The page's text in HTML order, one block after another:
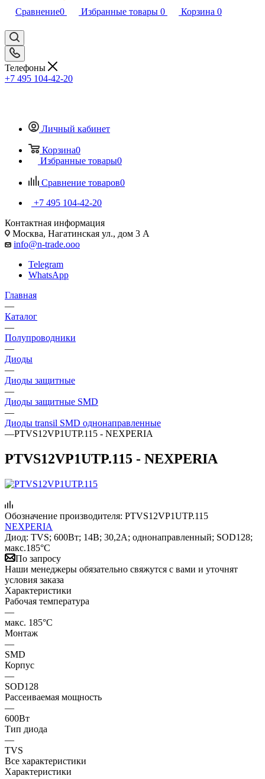
Сравнение0 Избранные товары 0 Корзина 0
Телефоны
+7 495 104-42-20
Личный кабинет
Корзина0
Избранные товары0
Сравнение товаров0
+7 495 104-42-20
Контактная информация
Москва, Нагатинская ул., дом 3 А
info@n-trade.ooo
Telegram
WhatsApp
Главная
—
Каталог
—
Полупроводники
—
Диоды
—
Диоды защитные
—
Диоды защитные SMD
—
Диоды transil SMD однонаправленные
—PTVS12VP1UTP.115 - NEXPERIA
PTVS12VP1UTP.115 - NEXPERIA
Обозначение производителя: PTVS12VP1UTP.115
NEXPERIA
Диод: TVS; 600Вт; 14В; 30,2А; однонаправленный; SOD128;
макс.185°C
По запросу
Наши менеджеры обязательно свяжутся с вами и уточнят
условия заказа
Характеристики
Рабочая температура
—
макс. 185°C
Монтаж
—
SMD
Корпус
—
SOD128
Рассеиваемая мощность
—
600Вт
Тип диода
—
TVS
Все характеристики
Характеристики